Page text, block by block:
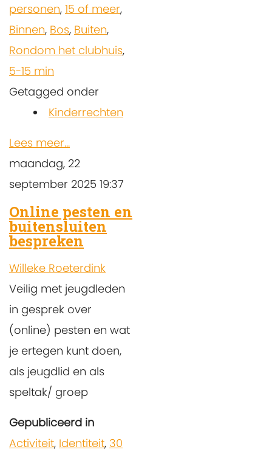
personen, 15 of meer,
Binnen, Bos, Buiten,
Rondom het clubhuis,
5-15 min
Getagged onder
Kinderrechten
Lees meer...
maandag, 22
september 2025 19:37
Online pesten en
buitensluiten
bespreken
Willeke Roeterdink
Veilig met jeugdleden
in gesprek over
(online) pesten en wat
je ertegen kunt doen,
als jeugdlid en als
speltak/ groep
Gepubliceerd in
Activiteit, Identiteit, 30